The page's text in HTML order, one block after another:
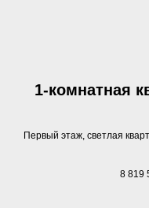
1-комнатная
Первый этаж, светлая
8 819